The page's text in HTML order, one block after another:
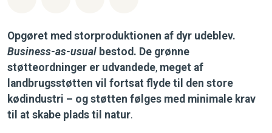
Opgøret med storproduktionen af dyr udeblev.
Business-as-usual bestod. De grønne
støtteordninger er udvandede, meget af
landbrugsstøtten vil fortsat flyde til den store
kødindustri – og støtten følges med minimale krav
til at skabe plads til natur.